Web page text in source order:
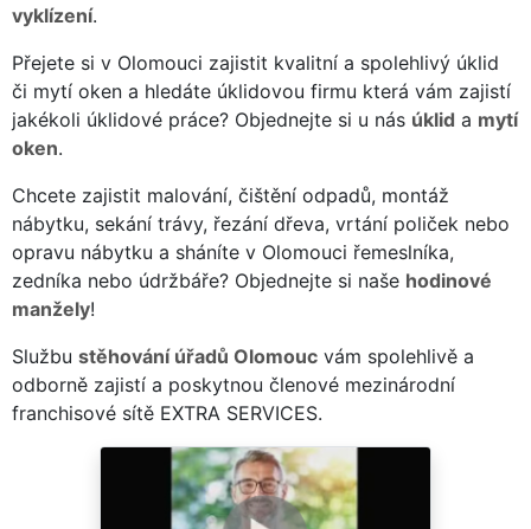
vyklízení.
Přejete si v Olomouci zajistit kvalitní a spolehlivý úklid
či mytí oken a hledáte úklidovou firmu která vám zajistí
jakékoli úklidové práce? Objednejte si u nás úklid a mytí
oken.
Chcete zajistit malování, čištění odpadů, montáž
nábytku, sekání trávy, řezání dřeva, vrtání poliček nebo
opravu nábytku a sháníte v Olomouci řemeslníka,
zedníka nebo údržbáře? Objednejte si naše hodinové
manžely!
Službu stěhování úřadů Olomouc vám spolehlivě a
odborně zajistí a poskytnou členové mezinárodní
franchisové sítě EXTRA SERVICES.